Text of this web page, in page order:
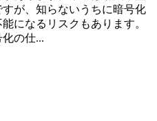
が、知らないうちに暗号化
になるリスクもあります。
の仕...